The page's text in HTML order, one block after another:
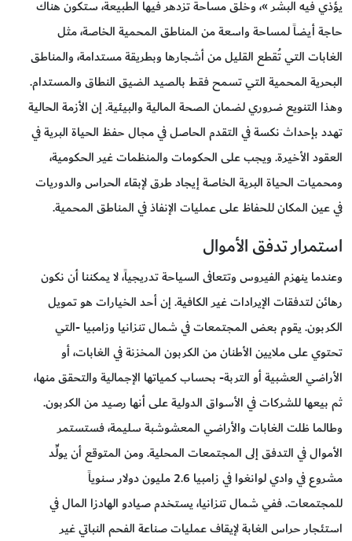
يؤذي فيه البشر »، وخلق مساحة تزدهر فيها الطبيعة، ستكون هناك
حاجة أيضاً لمساحة واسعة من المناطق المحمية الخاصة، مثل
الغابات التي تُقطع القليل من أشجارها وبطريقة مستدامة، والمناطق
البحرية المحمية التي تسمح فقط بالصيد الضيق النطاق والمستدام.
وهذا التنويع ضروري لضمان الصحة المالية والبيئية. إن الأزمة الحالية
تهدد بإحداث نكسة في التقدم الحاصل في مجال حفظ الحياة البرية في
العقود الأخيرة. ويجب على الحكومات والمنظمات غير الحكومية،
ومحميات الحياة البرية الخاصة إيجاد طرق لإبقاء الحراس والدوريات
في عين المكان للحفاظ على عمليات الإنفاذ في المناطق المحمية.
استمرار تدفق الأموال
وعندما ينهزم الفيروس وتتعافى السياحة تدريجياً، لا يمكننا أن نكون
رهائن لتدفقات الإيرادات غير الكافية. إن أحد الخيارات هو تمويل
الكربون. يقوم بعض المجتمعات في شمال تنزانيا وزامبيا -التي
تحتوي على ملايين الأطنان من الكربون المخزنة في الغابات، أو
الأراضي العشبية أو التربة- بحساب كمياتها الإجمالية والتحقق منها،
ثم بيعها للشركات في الأسواق الدولية على أنها رصيد من الكربون.
وطالما ظلت الغابات والأراضي المعشوشبة سليمة، فستستمر
الأموال في التدفق إلى المجتمعات المحلية. ومن المتوقع أن يولِّد
مشروع في وادي لوانغوا في زامبيا 2.6 مليون دولار سنوياً
للمجتمعات. ففي شمال تنزانيا، يستخدم صيادو الهادزا المال في
استئجار حراس الغابة لإيقاف عمليات صناعة الفحم النباتي غير